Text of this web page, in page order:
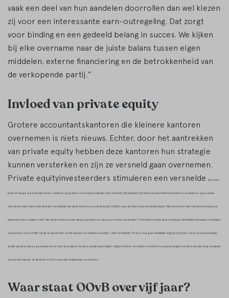
vaak een deel van hun aandelen doorrollen dan wel kiezen
zij voor een interessante earn-outregeling. Dat zorgt
voor binding en een gedeeld belang in succes. We kijken
bij elke overname naar de juiste balans tussen eigen
middelen, externe financiering en de betrokkenheid van
de verkopende partij.”
Invloed van private equity
Grotere accountantskantoren die kleinere kantoren
overnemen is niets nieuws. Echter, door het aantrekken
van private equity hebben deze kantoren hun strategie
kunnen versterken en zijn ze versneld gaan overnemen.
Private equityinvesteerders stimuleren een versnelde
buy-and-
build-strategie,waarbij overnames sneller en op grotere schaal plaatsvinden >dan voorheen. Dit betekent dat bestaande platformkantoren nu actiever en agressiever
overnames doen dan in het verleden. Van Boekel ziet deze trend, maar merkt op dat OOvB er nog niet direct door wordt beïnvloed. “Wij concurreren niet met private equity, we
opereren in een andere markt. We nemen kantoren over die passen bij onze cultuur en manier van werken”. Toch erkent hij dat deze strategie uiteindelijk ook invloed zal hebben
op kantoren zoals OOvB. “Op de lange termijn zal dit ook voor ons voelbaar worden,” stelt Van Boekel. “Ik zie nu nog geen duidelijke stijging in prijzen, maar als private equity
verder oprukt en de vraag toeneemt, kan dat veranderen. Als de waarderingen blijven stijgen, komt er vanzelf een moment waarop een eigenaar kiest voor de hoogste bieder,
ook als dat niet per se de beste match is voor de medewerkers en klanten.”
Waar staat OOvB over vijf jaar?